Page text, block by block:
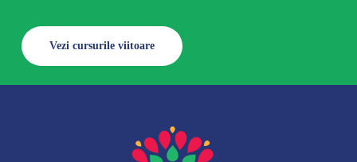
Vezi cursurile viitoare